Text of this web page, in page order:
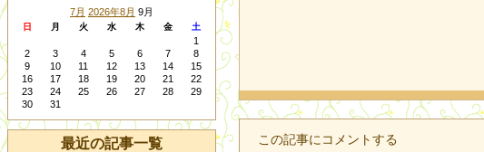
この記事にコメントする
7月 2026年8月 9月
日 月 火 水 木 金 土
1
2
3 4 5 6 7
8
9
10 11 12 13 14
15
16
17 18 19 20 21
22
23
24 25 26 27 28
29
30
31
最近の記事一覧